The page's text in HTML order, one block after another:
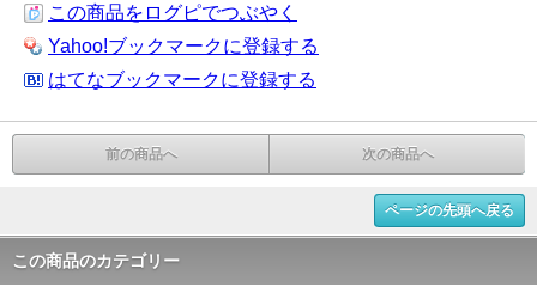
この商品をログピでつぶやく
Yahoo!ブックマークに登録する
はてなブックマークに登録する
前の商品へ 次の商品へ
ページの先頭へ戻る
この商品のカテゴリー